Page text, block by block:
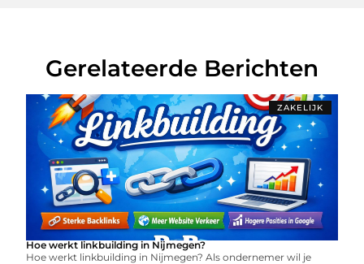
Gerelateerde Berichten
ZAKELIJK
Hoe werkt linkbuilding in Nijmegen?
Hoe werkt linkbuilding in Nijmegen? Als ondernemer wil je